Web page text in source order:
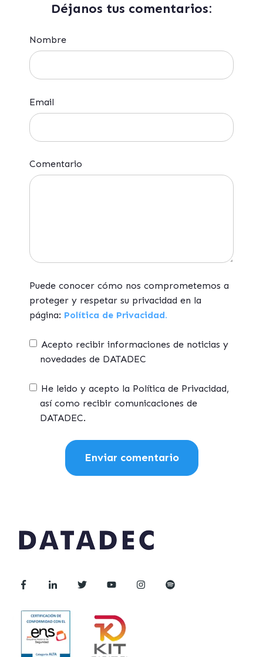
Déjanos tus comentarios:
Nombre
Email
Comentario
Puede conocer cómo nos comprometemos a
proteger y respetar su privacidad en la
página: Política de Privacidad.
Acepto recibir informaciones de noticias y
novedades de DATADEC
He leido y acepto la Política de Privacidad,
así como recibir comunicaciones de
DATADEC.